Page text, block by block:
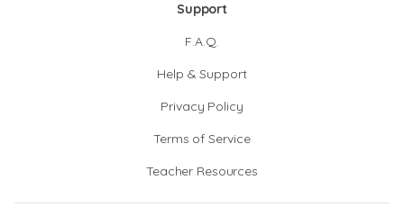
Support
F.A.Q.
Help & Support
Privacy Policy
Terms of Service
Teacher Resources